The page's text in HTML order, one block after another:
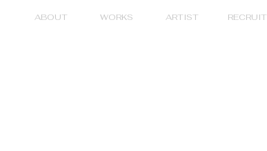
ABOUT WORKS ARTIST RECRUIT